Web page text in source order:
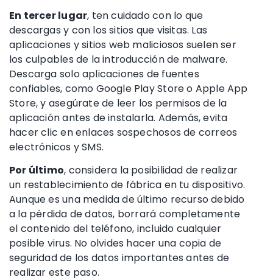
En tercer lugar, ten cuidado con lo que
descargas y con los sitios que visitas. Las
aplicaciones y sitios web maliciosos suelen ser
los culpables de la introducción de malware.
Descarga solo aplicaciones de fuentes
confiables, como Google Play Store o Apple App
Store, y asegúrate de leer los permisos de la
aplicación antes de instalarla. Además, evita
hacer clic en enlaces sospechosos de correos
electrónicos y SMS.
Por último, considera la posibilidad de realizar
un restablecimiento de fábrica en tu dispositivo.
Aunque es una medida de último recurso debido
a la pérdida de datos, borrará completamente
el contenido del teléfono, incluido cualquier
posible virus. No olvides hacer una copia de
seguridad de los datos importantes antes de
realizar este paso.